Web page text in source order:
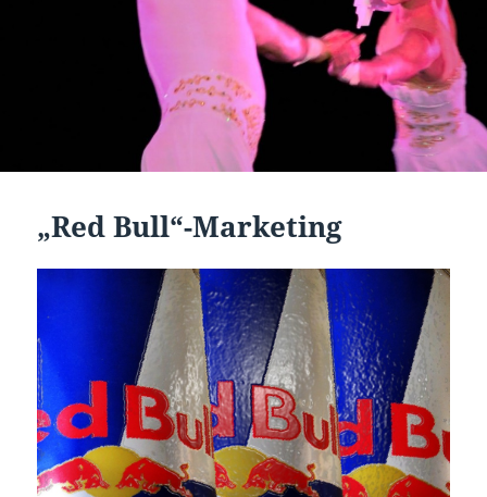
„Red Bull“-Marketing